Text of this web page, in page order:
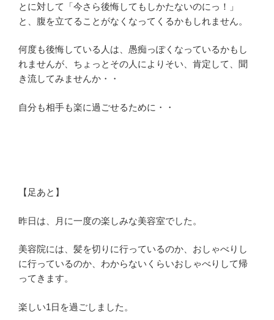
とに対して「今さら後悔してもしかたないのにっ！」
と、腹を立てることがなくなってくるかもしれません。
何度も後悔している人は、愚痴っぽくなっているかもし
れませんが、ちょっとその人によりそい、肯定して、聞
き流してみませんか・・
自分も相手も楽に過ごせるために・・
【足あと】
昨日は、月に一度の楽しみな美容室でした。
美容院には、髪を切りに行っているのか、おしゃべりし
に行っているのか、わからないくらいおしゃべりして帰
ってきます。
楽しい1日を過ごしました。